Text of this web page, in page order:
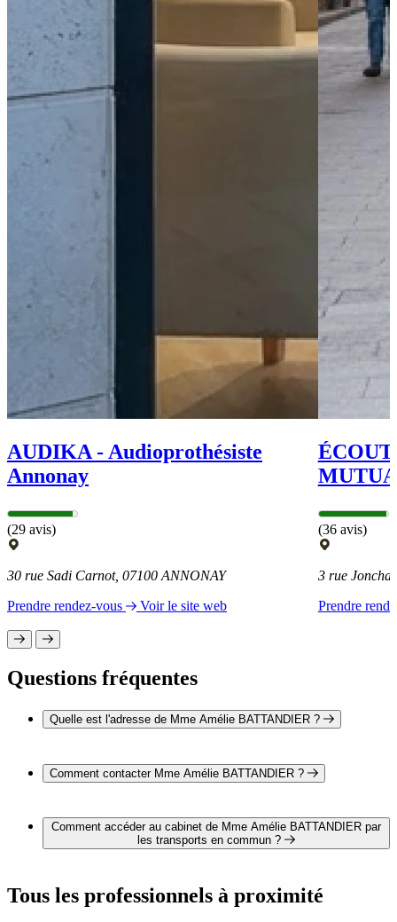
AUDIKA - Audioprothésiste
Annonay
(29 avis)
30 rue Sadi Carnot, 07100 ANNONAY
Prendre rendez-vous
Voir le site web
(36 avis)
3 rue
Prendre
Questions fréquentes
Quelle est l'adresse de Mme Amélie BATTANDIER ?
Sizeranne 26240 BEAUSEMBLANT
Comment contacter Mme Amélie BATTANDIER ?
téléphone au 04 75 03 78 48.
Comment accéder au cabinet de Mme Amélie BATTANDIER par
les transports en commun ?
proximité des arrêts suivants :
Bus - Beausemblant - Village - Place Brunet
Tous les professionnels à proximité